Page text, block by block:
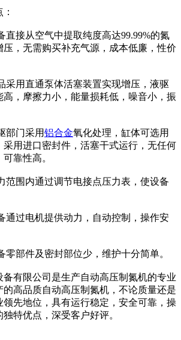
直接从空气中提取纯度高达99.99%的氮
，无需购买补充气源，成本低廉，性价
采用直通泵体活塞装置实现增压，液驱
，摩擦力小，能量损耗低，噪音小，振
部门采用铝合金氧化处理，缸体可选用
采用进口密封件，活塞干式运行，无任何
靠性高。
范围内通过调节电接点压力表，使设备
通过电机提供动力，自动控制，操作安
零部件及密封部位少，维护十分简单。
有限公司是生产自动高压制氮机的专业
高品质自动高压制氮机，不论质量还是
领先地位，具有运行稳定，安全可靠，操
特优点，深受客户好评。